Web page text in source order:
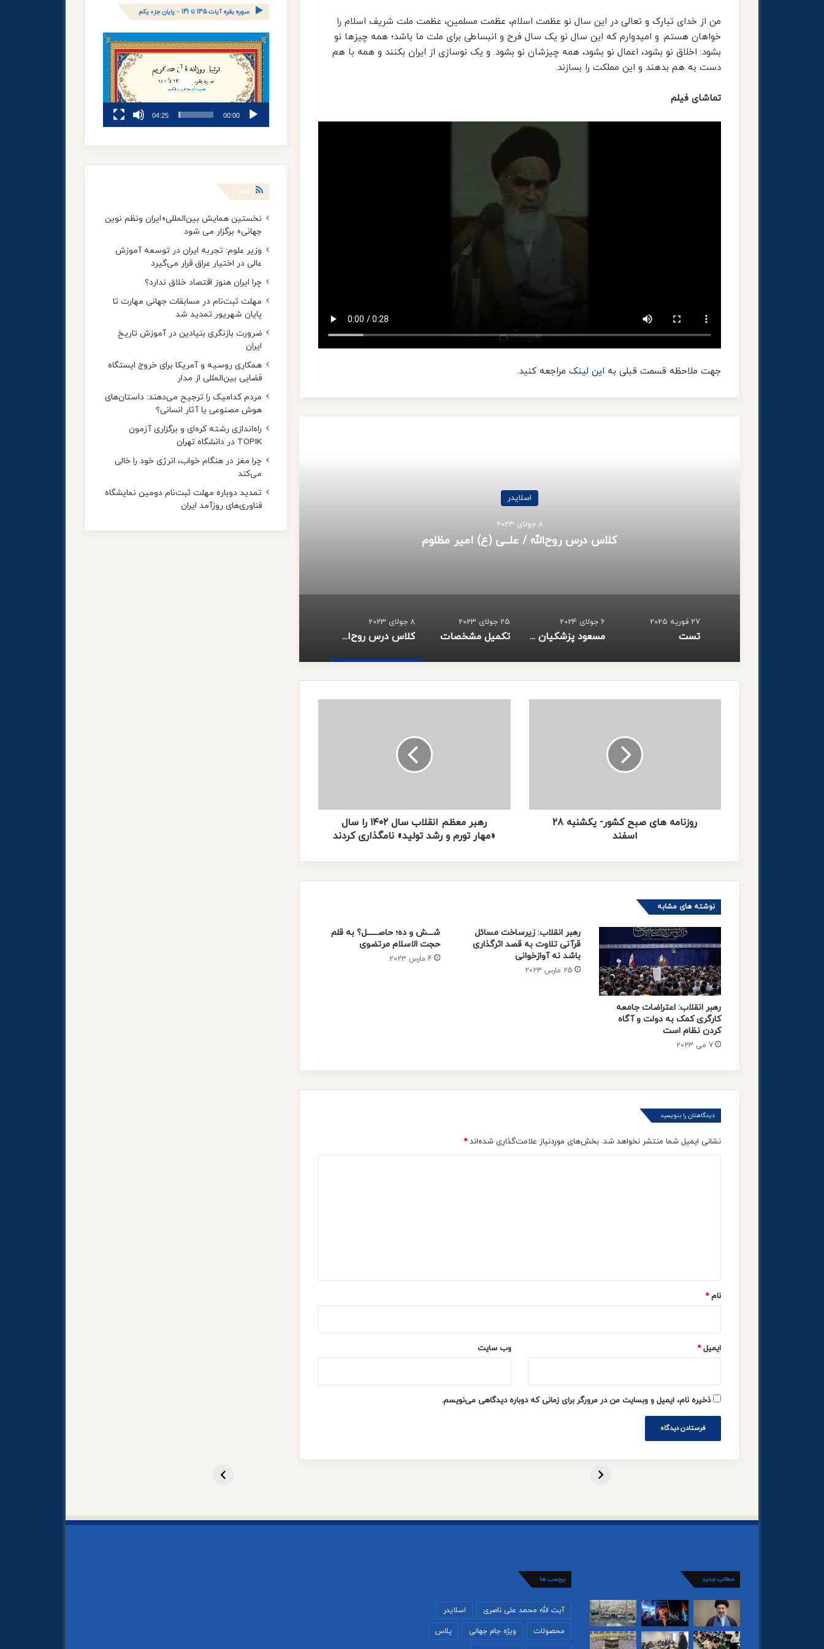
من از خدای تبارک و تعالی در این سال نو عظمت اسلام، عظمت مسلمین، عظمت ملت شریف اسلام را
خواهان هستم. و امیدوارم که این سال نو یک سال فرح و انبساطی برای ملت ما باشد؛ همه چیزها نو
بشود: اخلاق نو بشود، اعمال نو بشود، همه چیزشان نو بشود. و یک نوسازی از ایران بکنند و همه با هم
دست به هم بدهند و این مملکت را بسازند.
تماشای فیلم
جهت ملاحظه قسمت قبلی به این لینک مراجعه کنید.
اسلایدر
8 جولای 2023
کلاس درس روح‌الله / علــی (ع) امیر مظلوم
27 فوریه 2025
تست
6 جولای 2024
مسعود پزشکیان نهمین رئیس جمهور جمهوری اسلامی ایران شد
25 جولای 2023
تکمیل مشخصات
8 جولای 2023
کلاس درس روح‌الله / علــی (ع) امیر مظلوم
روزنامه های صبح کشور- یکشنبه 28
اسفند
تورم
نامگذاری
رهبر معظم انقلاب سال ۱۴۰۲ را سال
«مهار تورم و رشد تولید» نامگذاری کردند
نوشته های مشابه
رهبر انقلاب: اعتراضات جامعه
کارگری کمک به دولت و آگاه
کردن نظام است
7 می 2023
رهبر انقلاب: زیرساخت مسائل
قرآنی تلاوت به قصد اثرگذاری
باشد نه آوازخوانی
25 مارس 2023
شـــش و ده؛ حاصــــــل؟ به قلم
حجت الاسلام مرتضوی
4 مارس 2023
دیدگاهتان را بنویسید
نشانی ایمیل شما منتشر نخواهد شد. بخش‌های موردنیاز علامت‌گذاری شده‌اند*
نام*
ایمیل* وب‌ سایت
ذخیره نام، ایمیل و وبسایت من در مرورگر برای زمانی که دوباره دیدگاهی می‌نویسم.
سوره بقره آیات 135 تا 141 – پایان جزء یکم
نمایشگر
ویدیو
00:00
04:25
اخبار
نخستین همایش بین‌المللی«ایران ونظم نوین
جهانی» برگزار می شود
وزیر علوم: تجربه ایران در توسعه آموزش
عالی در اختیار عراق قرار می‌گیرد
چرا ایران هنوز اقتصاد خلاق ندارد؟
مهلت ثبت‌نام در مسابقات جهانی مهارت تا
پایان شهریور تمدید شد
ضرورت بازنگری بنیادین در آموزش تاریخ
ایران
همکاری روسیه و آمریکا برای خروج ایستگاه
فضایی بین‌المللی از مدار
مردم کدامیک را ترجیح می‌دهند: داستان‌های
هوش مصنوعی یا آثار انسانی؟
راه‌اندازی رشته کره‌ای و برگزاری آزمون
TOPIK در دانشگاه تهران
چرا مغز در هنگام خواب، انرژی خود را خالی
می‌کند
تمدید دوباره مهلت ثبت‌نام دومین نمایشگاه
فناوری‌های روزآمد ایران
مطالب جدید برچسب ها
آیت الله محمد علی ناصری اسلایدر
محصولات ویژه جام جهانی پلاس